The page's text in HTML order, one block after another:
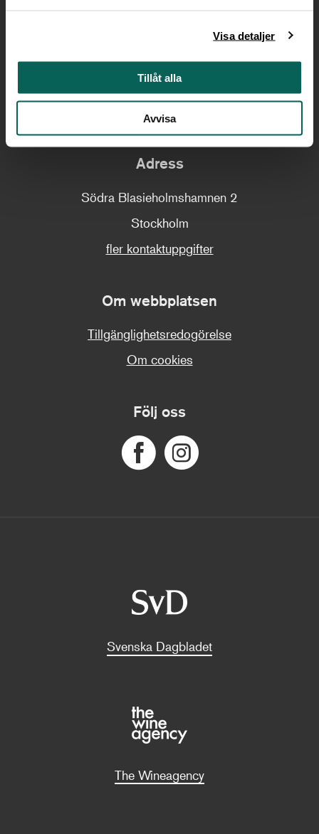
Visa detaljer
Tillåt alla
Avvisa
anmäl dig här
Restaurangen:
info@restaurangnationalmuseum.se
08-480 018 10
Adress
Södra Blasieholmshamnen 2
Stockholm
fler kontaktuppgifter
Om webbplatsen
Tillgänglighetsredogörelse
Om cookies
Följ oss
Svenska Dagbladet
The Wineagency